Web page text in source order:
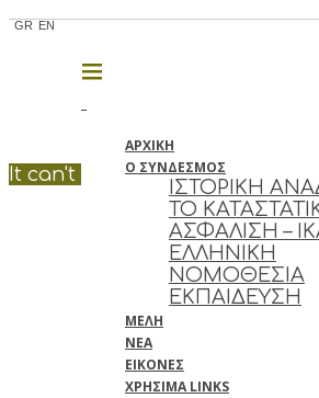
GR EN
ΑΡΧΙΚΗ
Ο ΣΥΝΔΕΣΜΟΣ
ΙΣΤΟΡΙΚΗ
ΤΟ
ΑΣΦΑΛΙΣΗ –
ΕΛΛΗΝΙΚΗ
ΝΟΜΟΘΕΣΙΑ
ΕΚΠΑΙΔΕΥΣΗ
ΜΕΛΗ
ΝΕΑ
ΕΙΚΟΝΕΣ
ΧΡΗΣΙΜΑ LINKS
It can't be played in your